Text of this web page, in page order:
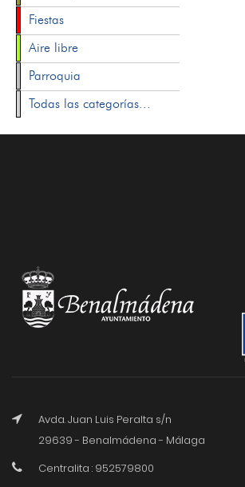
Fiestas
Aire libre
Parroquia
Todas las categorías...
Avda. Juan Luis Peralta s/n
29639 - Benalmádena - Málaga
Centralita : 952579800